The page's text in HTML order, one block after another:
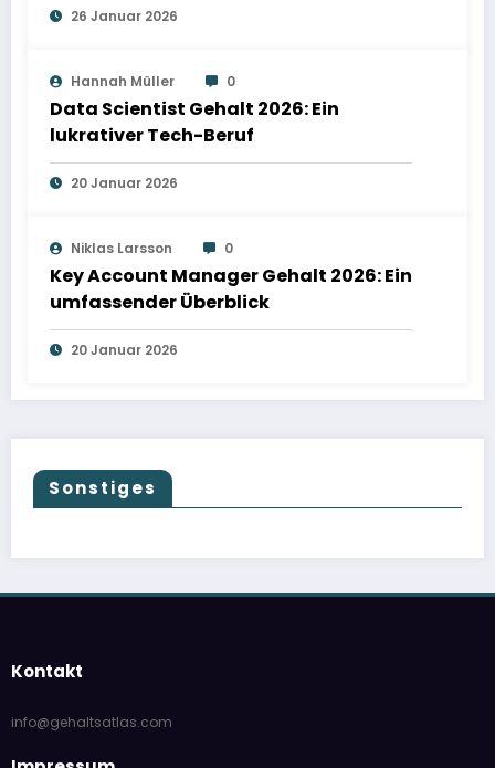
26 Januar 2026
Hannah Müller 0
Data Scientist Gehalt 2026: Ein
lukrativer Tech-Beruf
20 Januar 2026
Niklas Larsson 0
Key Account Manager Gehalt 2026: Ein
umfassender Überblick
20 Januar 2026
Sonstiges
Kontakt
info@gehaltsatlas.com